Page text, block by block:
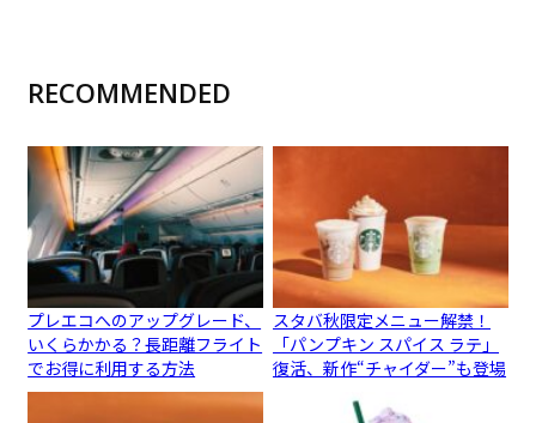
RECOMMENDED
プレエコへのアップグレード、
いくらかかる？長距離フライト
でお得に利用する方法
スタバ秋限定メニュー解禁！
「パンプキン スパイス ラテ」
復活、新作“チャイダー”も登場